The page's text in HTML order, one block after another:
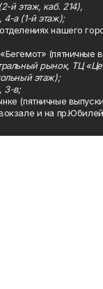
й этаж, каб. 214),
4-а (1-й этаж);
нашего
(пятничные
рынок, ТЦ
этаж);
3-в;
(пятничные
и на